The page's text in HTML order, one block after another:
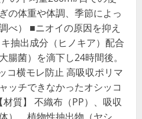
の体重や体調、季節によっ
べ） ■ニオイの原因を抑え
抽出成分（ヒノキア）配合
腸菌）を滴下し24時間後。
コ横モレ防止 高吸収ポリマ
ッチできなかったオシッコ
質】 不織布（PP）、吸収